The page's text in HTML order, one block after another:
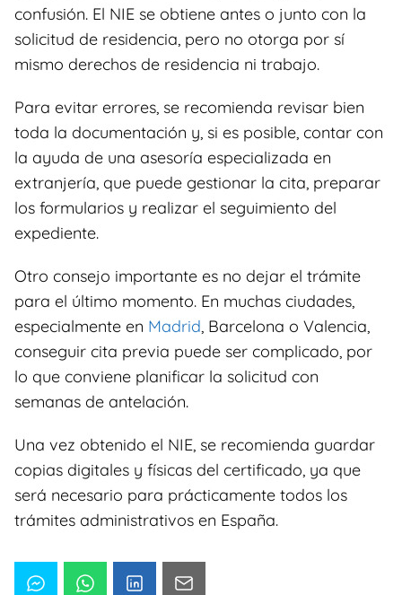
confusión. El NIE se obtiene antes o junto con la
solicitud de residencia, pero no otorga por sí
mismo derechos de residencia ni trabajo.
Para evitar errores, se recomienda revisar bien
toda la documentación y, si es posible, contar con
la ayuda de una asesoría especializada en
extranjería, que puede gestionar la cita, preparar
los formularios y realizar el seguimiento del
expediente.
Otro consejo importante es no dejar el trámite
para el último momento. En muchas ciudades,
especialmente en Madrid, Barcelona o Valencia,
conseguir cita previa puede ser complicado, por
lo que conviene planificar la solicitud con
semanas de antelación.
Una vez obtenido el NIE, se recomienda guardar
copias digitales y físicas del certificado, ya que
será necesario para prácticamente todos los
trámites administrativos en España.